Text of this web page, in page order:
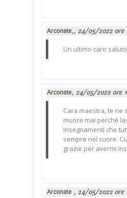
Arconate,, 24/05/2022 ore
Un ultimo caro
Arconate, 24/05/2022 ore
Cara maestra, te ne
muore mai perché
insegnamenti che
sempre nel cuore.
grazie per avermi
Arconate , 24/05/2022 ore